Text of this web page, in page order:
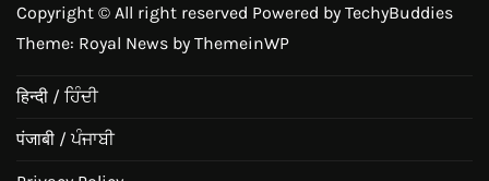
Copyright © All right reserved Powered by TechyBuddies
Theme: Royal News by ThemeinWP
हिन्दी / ਹਿੰਦੀ
पंजाबी / ਪੰਜਾਬੀ